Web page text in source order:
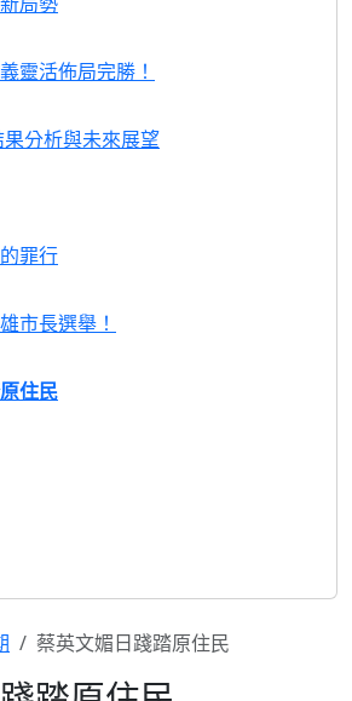
靈活佈局完勝！
分析與未來展望
罪行
市長選舉！
住民
蔡英文媚日踐踏原住民